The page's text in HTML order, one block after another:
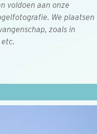
voldoen aan onze
We plaatsen
zoals in